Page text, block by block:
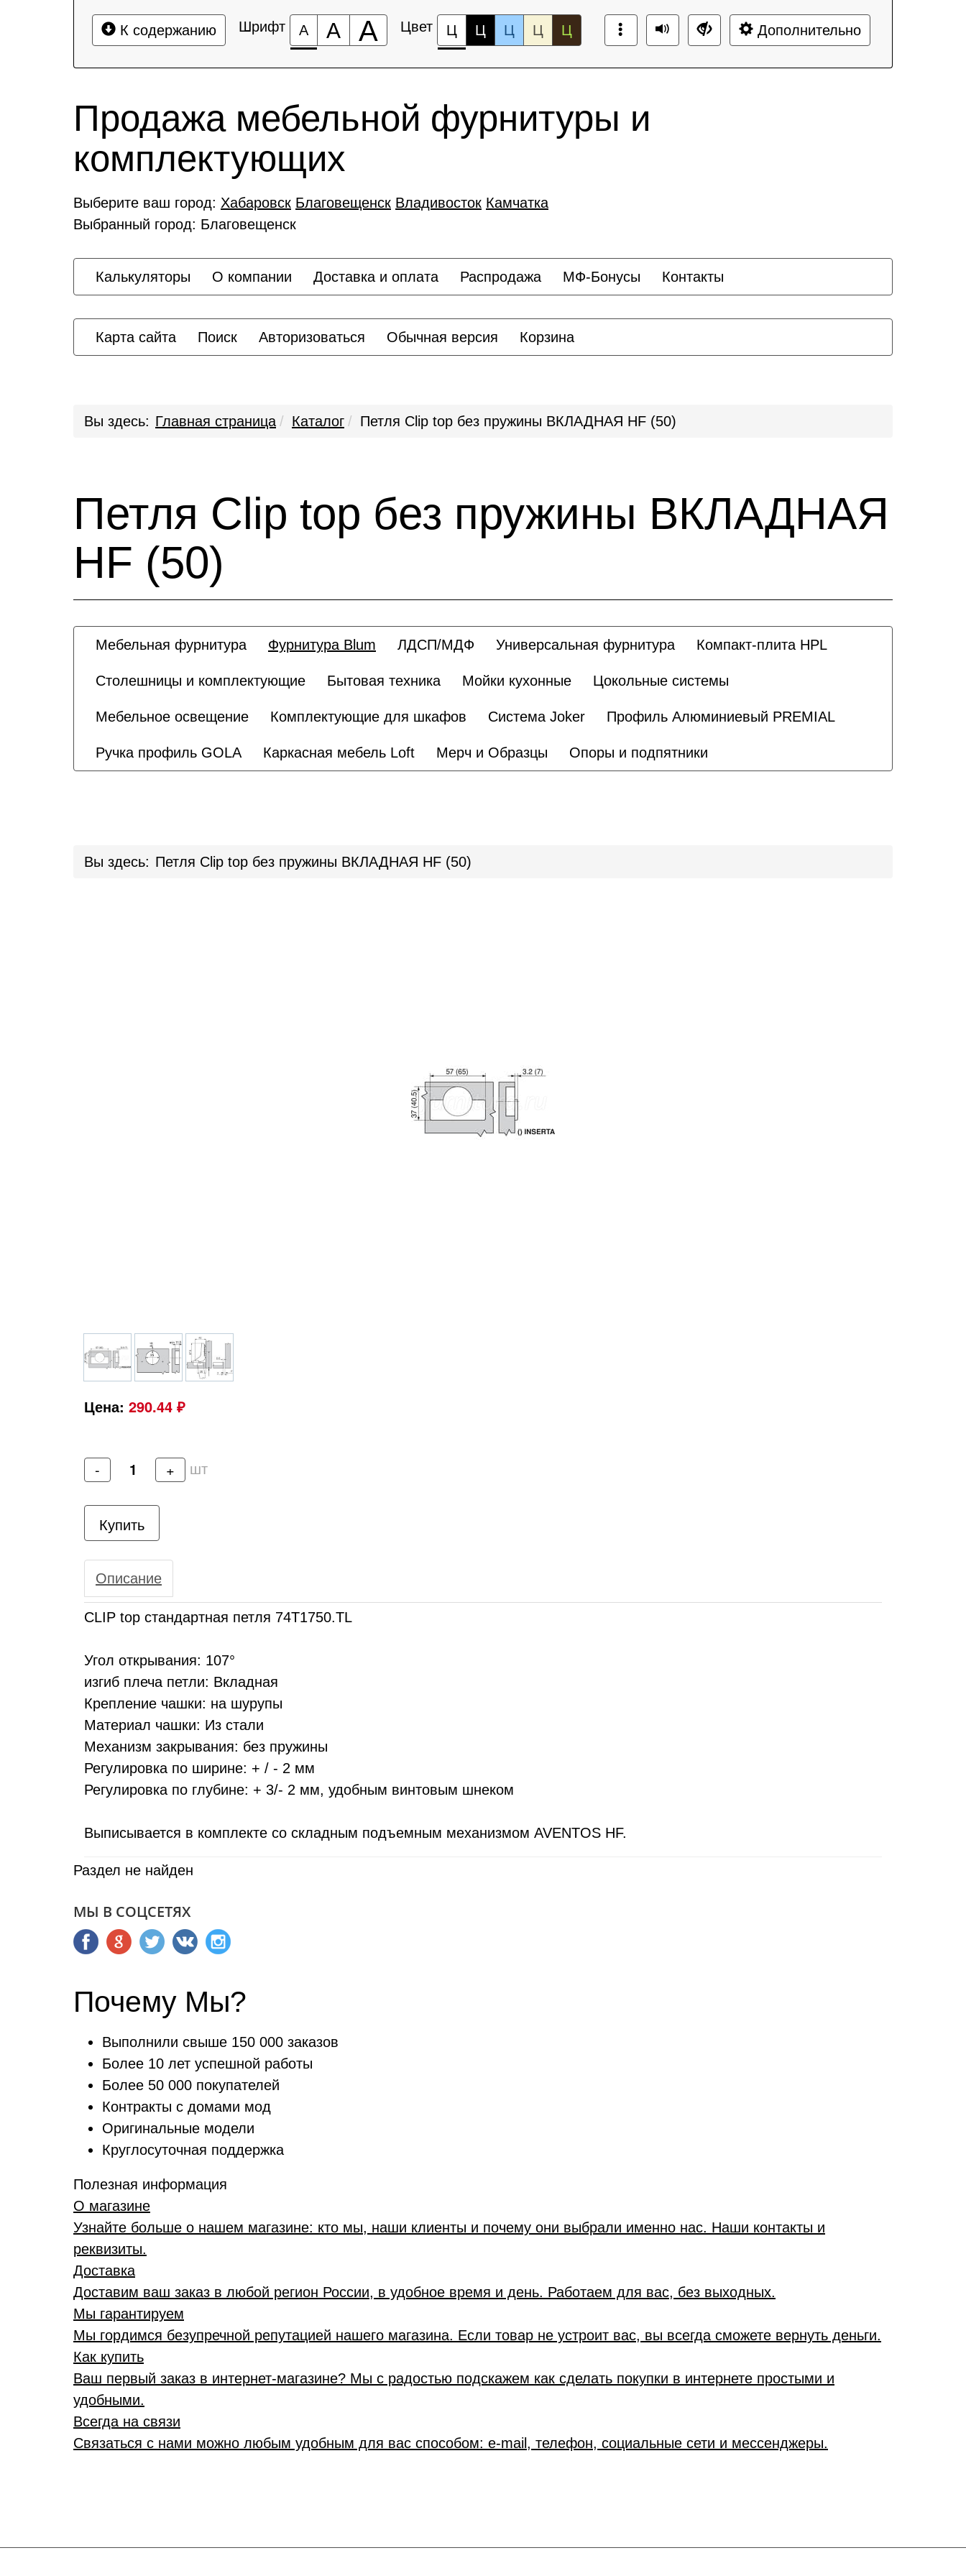
К содержанию Шрифт А А А Цвет Ц Ц Ц Ц Ц Дополнительно
Продажа мебельной фурнитуры и
комплектующиx
Выберите ваш город: Хабаровск Благовещенск Владивосток Камчатка
Выбранный город: Благовещенск
Калькуляторы О компании Доставка и оплата Распродажа МФ-Бонусы Контакты
Карта сайта Поиск Авторизоваться Обычная версия Корзина
Вы здесь: Главная страница Каталог Петля Clip top без пружины ВКЛАДНАЯ HF (50)
Петля Clip top без пружины ВКЛАДНАЯ
HF (50)
Мебельная фурнитура Фурнитура Blum ЛДСП/МДФ Универсальная фурнитура Компакт-плита HPL
Столешницы и комплектующие Бытовая техника Мойки кухонные Цокольные системы
Мебельное освещение Комплектующие для шкафов Система Joker Профиль Алюминиевый PREMIAL
Ручка профиль GOLA Каркасная мебель Loft Мерч и Образцы Опоры и подпятники
Вы здесь: Петля Clip top без пружины ВКЛАДНАЯ HF (50)
Цена: 290.44 ₽
- + шт
Купить
Описание
CLIP top стандартная петля 74T1750.TL
Угол открывания: 107°
изгиб плеча петли: Вкладная
Крепление чашки: на шурупы
Материал чашки: Из стали
Механизм закрывания: без пружины
Регулировка по ширине: + / - 2 мм
Регулировка по глубине: + 3/- 2 мм, удобным винтовым шнеком
Выписывается в комплекте со складным подъемным механизмом AVENTOS HF.
Раздел не найден
МЫ В СОЦСЕТЯХ
Почему Мы?
Выполнили свыше 150 000 заказов
Более 10 лет успешной работы
Более 50 000 покупателей
Контракты с домами мод
Оригинальные модели
Круглосуточная поддержка
Полезная информация
О магазине
Узнайте больше о нашем магазине: кто мы, наши клиенты и почему они выбрали именно нас. Наши контакты и
реквизиты.
Доставка
Доставим ваш заказ в любой регион России, в удобное время и день. Работаем для вас, без выходных.
Мы гарантируем
Мы гордимся безупречной репутацией нашего магазина. Если товар не устроит вас, вы всегда сможете вернуть деньги.
Как купить
Ваш первый заказ в интернет-магазине? Мы с радостью подскажем как сделать покупки в интернете простыми и
удобными.
Всегда на связи
Связаться с нами можно любым удобным для вас способом: e-mail, телефон, социальные сети и мессенджеры.